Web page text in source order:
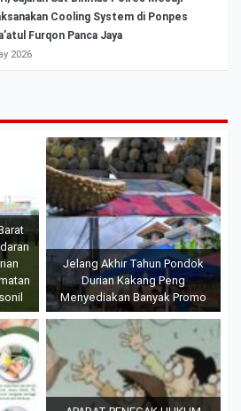
Cooling System di Ponpes
Furqon Panca Jaya
2026
Jelang Akhir Tahun Pondok
Durian Kakang Peng
Menyediakan Banyak Promo